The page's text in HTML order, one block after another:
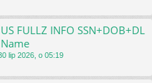
FULLZ INFO SSN+DOB+DL
lip 2026, o 05:19